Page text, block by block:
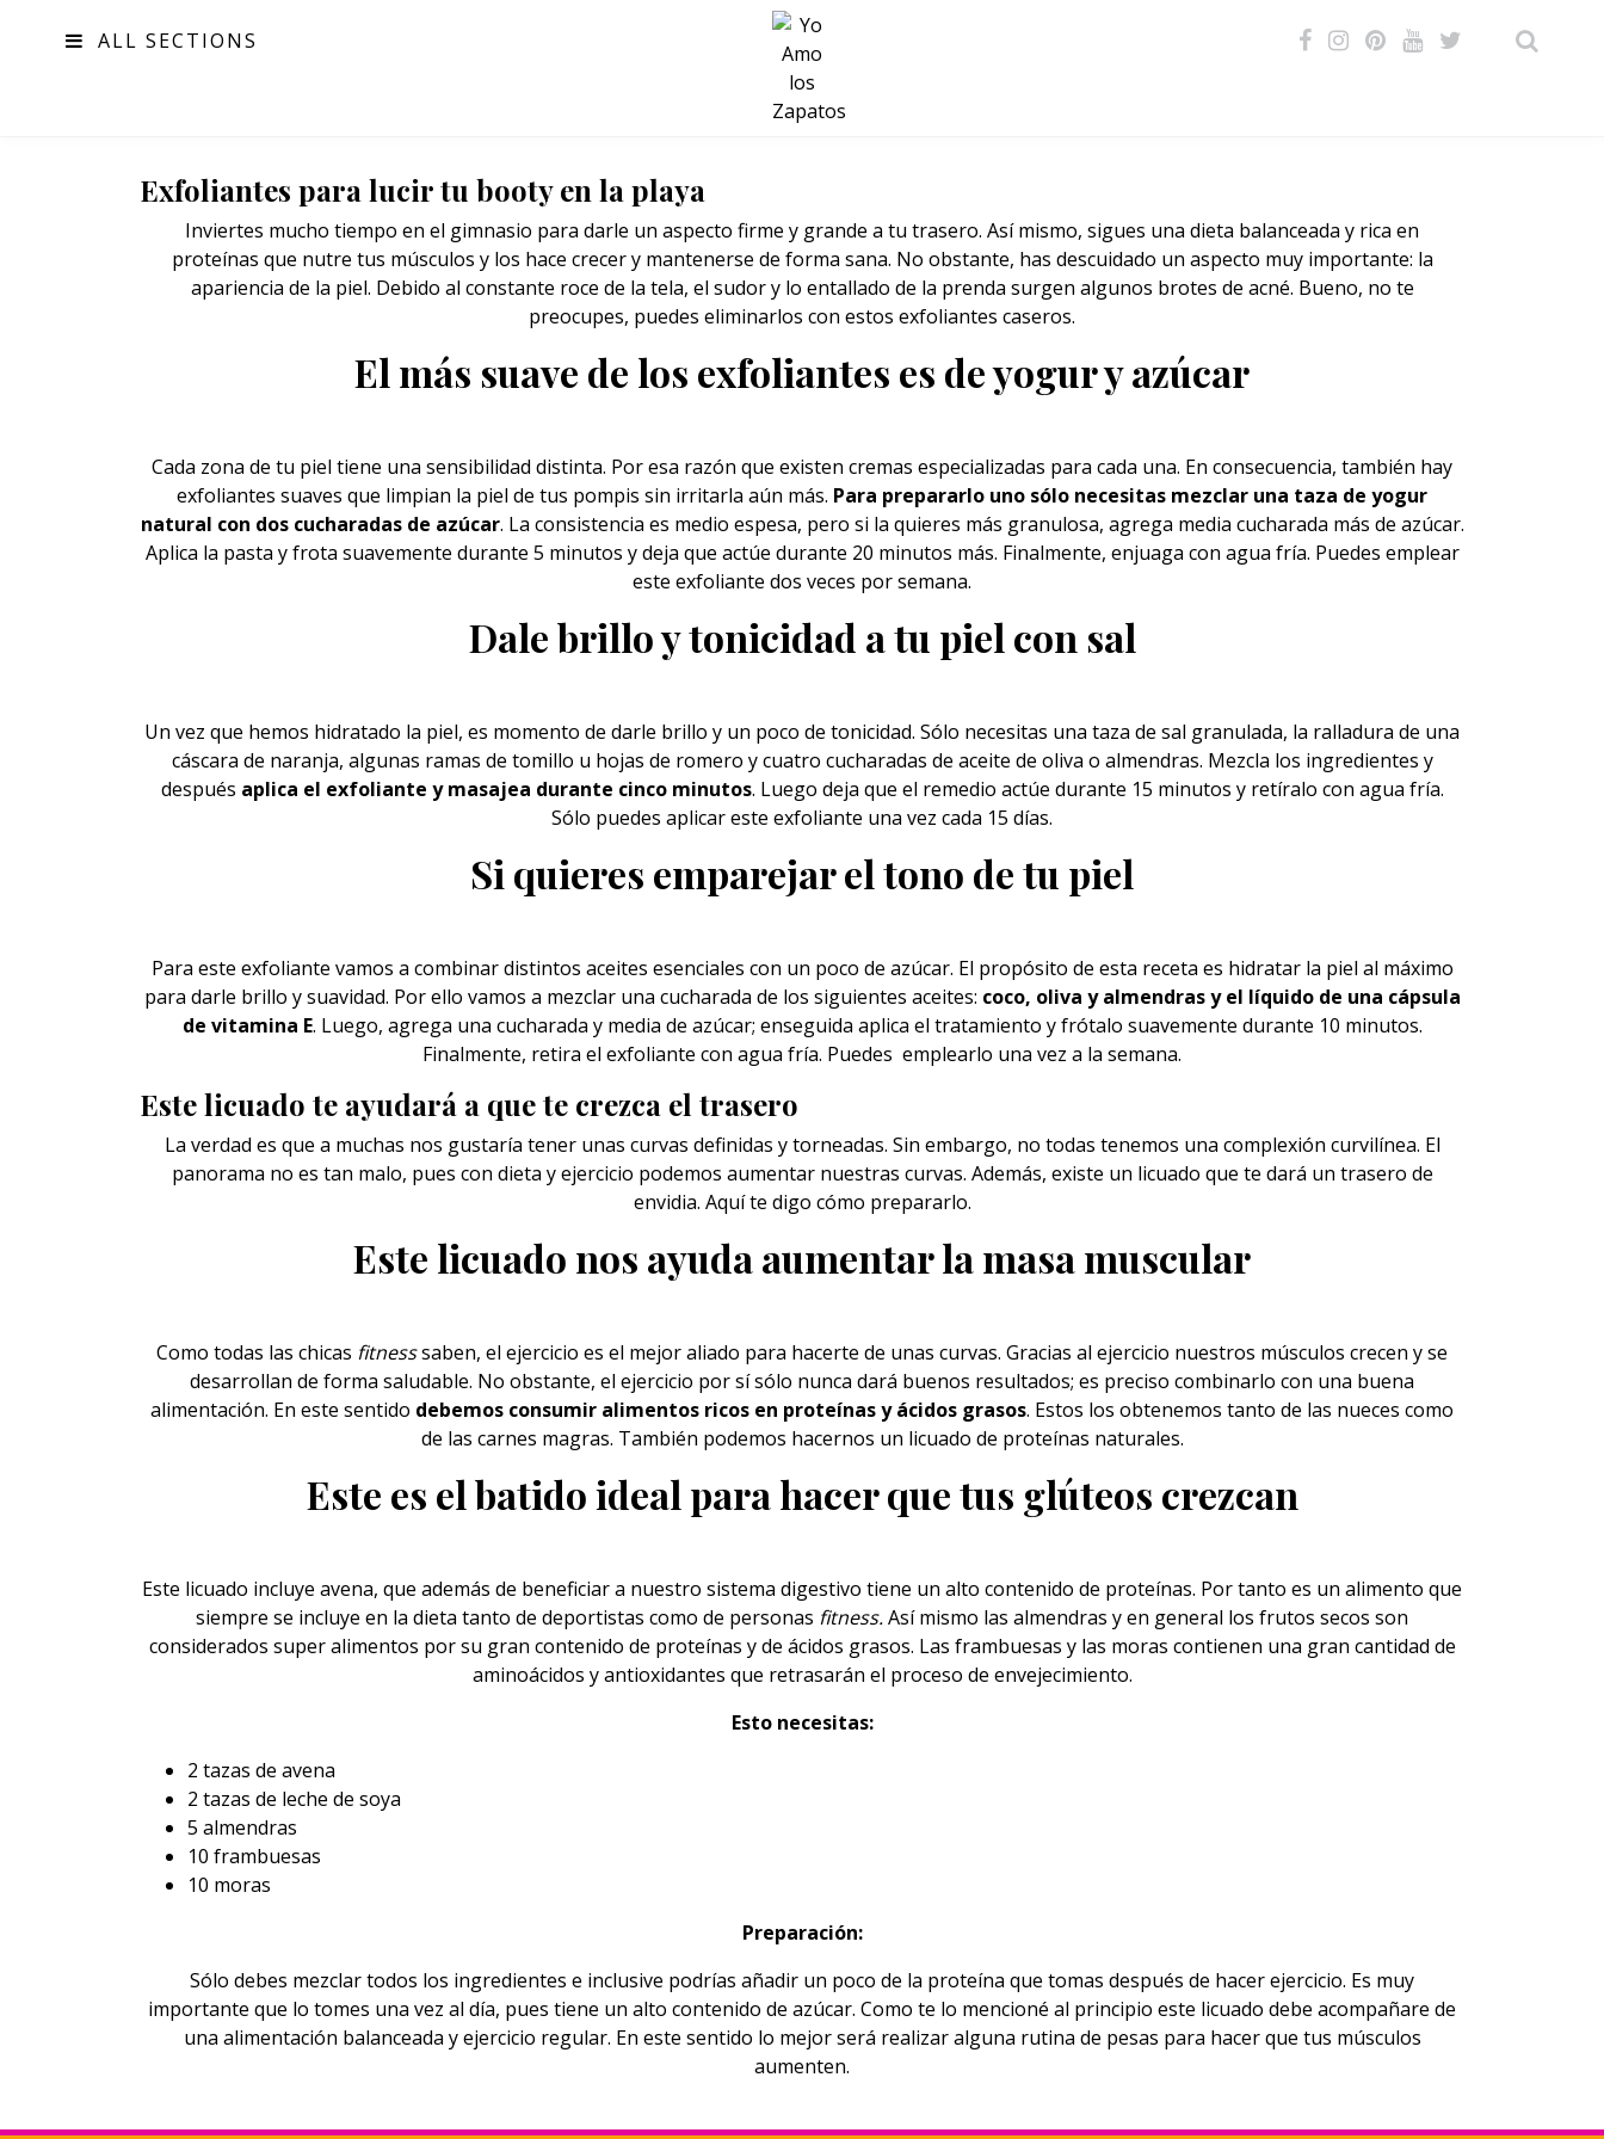
ALL SECTIONS
SALUD
Exfoliantes para lucir tu booty en la playa
Inviertes mucho tiempo en el gimnasio para darle un aspecto firme y grande a tu trasero. Así mismo, sigues una dieta balanceada y rica en
proteínas que nutre tus músculos y los hace crecer y mantenerse de forma sana. No obstante, has descuidado un aspecto muy importante: la
apariencia de la piel. Debido al constante roce de la tela, el sudor y lo entallado de la prenda surgen algunos brotes de acné. Bueno, no te
preocupes, puedes eliminarlos con estos exfoliantes caseros.
El más suave de los exfoliantes es de yogur y azúcar
Cada zona de tu piel tiene una sensibilidad distinta. Por esa razón que existen cremas especializadas para cada una. En consecuencia, también hay
exfoliantes suaves que limpian la piel de tus pompis sin irritarla aún más. Para prepararlo uno sólo necesitas mezclar una taza de yogur
natural con dos cucharadas de azúcar. La consistencia es medio espesa, pero si la quieres más granulosa, agrega media cucharada más de azúcar.
Aplica la pasta y frota suavemente durante 5 minutos y deja que actúe durante 20 minutos más. Finalmente, enjuaga con agua fría. Puedes emplear
este exfoliante dos veces por semana.
Dale brillo y tonicidad a tu piel con sal
Un vez que hemos hidratado la piel, es momento de darle brillo y un poco de tonicidad. Sólo necesitas una taza de sal granulada, la ralladura de una
cáscara de naranja, algunas ramas de tomillo u hojas de romero y cuatro cucharadas de aceite de oliva o almendras. Mezcla los ingredientes y
después aplica el exfoliante y masajea durante cinco minutos. Luego deja que el remedio actúe durante 15 minutos y retíralo con agua fría.
Sólo puedes aplicar este exfoliante una vez cada 15 días.
Si quieres emparejar el tono de tu piel
Para este exfoliante vamos a combinar distintos aceites esenciales con un poco de azúcar. El propósito de esta receta es hidratar la piel al máximo
para darle brillo y suavidad. Por ello vamos a mezclar una cucharada de los siguientes aceites: coco, oliva y almendras y el líquido de una cápsula
de vitamina E. Luego, agrega una cucharada y media de azúcar; enseguida aplica el tratamiento y frótalo suavemente durante 10 minutos.
Finalmente, retira el exfoliante con agua fría. Puedes emplearlo una vez a la semana.
Este licuado te ayudará a que te crezca el trasero
La verdad es que a muchas nos gustaría tener unas curvas definidas y torneadas. Sin embargo, no todas tenemos una complexión curvilínea. El
panorama no es tan malo, pues con dieta y ejercicio podemos aumentar nuestras curvas. Además, existe un licuado que te dará un trasero de
envidia. Aquí te digo cómo prepararlo.
Este licuado nos ayuda aumentar la masa muscular
Como todas las chicas fitnesssaben, el ejercicio es el mejor aliado para hacerte de unas curvas. Gracias al ejercicio nuestros músculos crecen y se
desarrollan de forma saludable. No obstante, el ejercicio por sí sólo nunca dará buenos resultados; es preciso combinarlo con una buena
alimentación. En este sentido debemos consumir alimentos ricos en proteínas y ácidos grasos. Estos los obtenemos tanto de las nueces como
de las carnes magras. También podemos hacernos un licuado de proteínas naturales.
Este es el batido ideal para hacer que tus glúteos crezcan
Este licuado incluye avena, que además de beneficiar a nuestro sistema digestivo tiene un alto contenido de proteínas. Por tanto es un alimento que
siempre se incluye en la dieta tanto de deportistas como de personas fitness.Así mismo las almendras y en general los frutos secos son
considerados super alimentos por su gran contenido de proteínas y de ácidos grasos. Las frambuesas y las moras contienen una gran cantidad de
aminoácidos y antioxidantes que retrasarán el proceso de envejecimiento.
Esto necesitas:
2 tazas de avena
2 tazas de leche de soya
5 almendras
10 frambuesas
10 moras
Preparación:
Sólo debes mezclar todos los ingredientes e inclusive podrías añadir un poco de la proteína que tomas después de hacer ejercicio. Es muy
importante que lo tomes una vez al día, pues tiene un alto contenido de azúcar. Como te lo mencioné al principio este licuado debe acompañare de
una alimentación balanceada y ejercicio regular. En este sentido lo mejor será realizar alguna rutina de pesas para hacer que tus músculos
aumenten.